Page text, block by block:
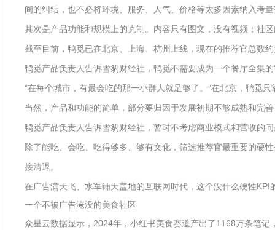
间的纠结，也不必将环境、服务、人气、价格等太多因素纳入考
其次是产品功能和规模上的克制。内容只有图文，没有视频；社
截至目前，鸭觅已在北京、上海、杭州上线，现在的推荐官总数
鸭觅产品负责人告诉雪豹财经社，鸭觅不需要成为一个餐厅全集
“在每个城市，有最会吃的那一小群人就足够了。”在北京，鸭觅
当然，产品和功能的简单，部分要归因于发展初期不够成熟和完
鸭觅产品负责人告诉雪豹财经社，暂时不考虑商业模式和营收的
除了能吃、会吃、吃得够多、够有文化，筛选推荐官最重要的硬
接清退。
在广告满天飞、水军铺天盖地的互联网时代，这个没什么硬性
一个不被广告淹没的美食社区
众星云数据显示，2024年，小红书美食赛道产出了1168万条笔